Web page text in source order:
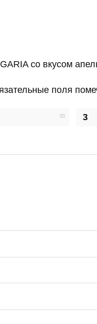
со вкусом
поля
3